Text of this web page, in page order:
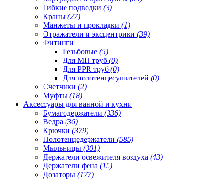
Гибкие подводки (3)
Краны (27)
Манжеты и прокладки (1)
Отражатели и эксцентрики (39)
Фитинги
Резьбовые (5)
Для МП труб (0)
Для PPR труб (0)
Для полотенцесушителей (0)
Счетчики (2)
Муфты (18)
Аксессуары для ванной и кухни
Бумагодержатели (336)
Ведра (36)
Крючки (379)
Полотенцедержатели (585)
Мыльницы (301)
Держатели освежителя воздуха (43)
Держатели фена (15)
Дозаторы (177)